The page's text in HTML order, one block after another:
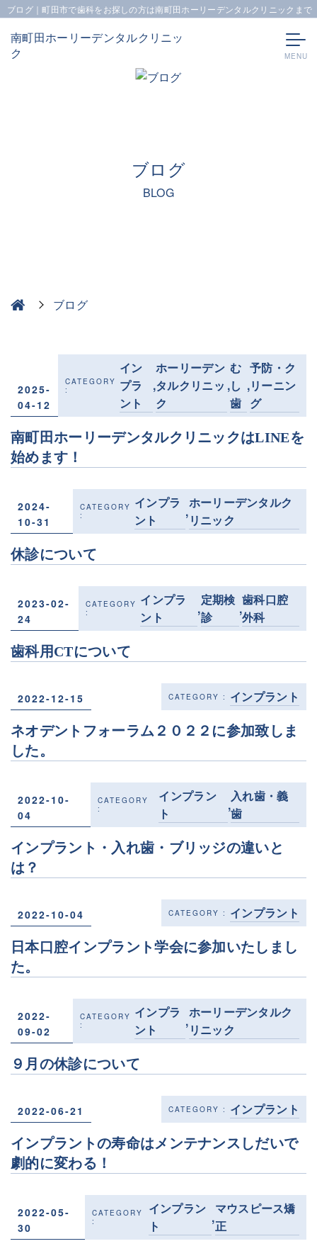
ブログ｜町田市で歯科をお探しの方は南町田ホーリーデンタルクリニックまで
南町田ホーリーデンタルクリニッ
ク
ブログ
BLOG
ブログ
イン
プラ
ント
,
ホーリーデン
タルクリニッ
ク
,
む
し
歯
,
予防・ク
リーニン
グ
2025-
04-12
南町田ホーリーデンタルクリニックはLINEを
始めます！
インプラ
ント
,
ホーリーデンタルク
リニック
2024-
10-31
休診について
インプラ
ント
,
定期検
診
,
歯科口腔
外科
2023-02-
24
歯科用CTについて
インプラント
2022-12-15
ネオデントフォーラム２０２２に参加致しま
した。
インプラン
ト
,
入れ歯・義
歯
2022-10-
04
インプラント・入れ歯・ブリッジの違いと
は？
インプラント
2022-10-04
日本口腔インプラント学会に参加いたしまし
た。
インプラ
ント
,
ホーリーデンタルク
リニック
2022-
09-02
９月の休診について
インプラント
2022-06-21
インプラントの寿命はメンテナンスしだいで
劇的に変わる！
インプラン
ト
,
マウスピース矯
正
2022-05-
30